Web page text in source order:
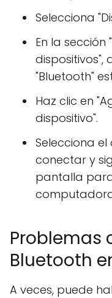
Selecciona
En la sección
dispositivos",
"Bluetooth"
Haz clic en
dispositivo".
Selecciona
conectar y
pantalla
Problemas
Bluetooth
A veces, puede